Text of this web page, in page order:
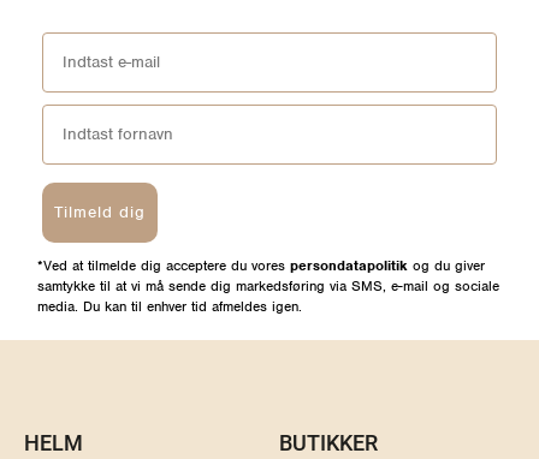
Tilmeld dig
*Ved at tilmelde dig acceptere du vores persondatapolitik og du giver
samtykke til at vi må sende dig markedsføring via SMS, e-mail og sociale
media. Du kan til enhver tid afmeldes igen.
HELM BUTIKKER